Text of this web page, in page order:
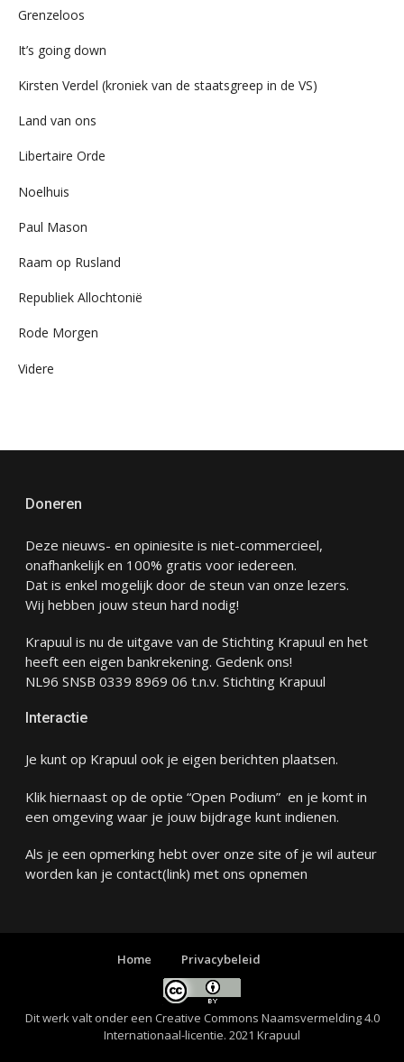
Grenzeloos
It’s going down
Kirsten Verdel (kroniek van de staatsgreep in de VS)
Land van ons
Libertaire Orde
Noelhuis
Paul Mason
Raam op Rusland
Republiek Allochtonië
Rode Morgen
Videre
Doneren
Deze nieuws- en opiniesite is niet-commercieel,
onafhankelijk en 100% gratis voor iedereen.
Dat is enkel mogelijk door de steun van onze lezers.
Wij hebben jouw steun hard nodig!
Krapuul is nu de uitgave van de Stichting Krapuul en het
heeft een eigen bankrekening. Gedenk ons!
NL96 SNSB 0339 8969 06 t.n.v. Stichting Krapuul
Interactie
Je kunt op Krapuul ook je eigen berichten plaatsen.
Klik hiernaast op de optie “Open Podium” en je komt in
een omgeving waar je jouw bijdrage kunt indienen.
Als je een opmerking hebt over onze site of je wil auteur
worden kan je contact(link) met ons opnemen
Home Privacybeleid
Dit werk valt onder een Creative Commons Naamsvermelding 4.0
Internationaal-licentie. 2021 Krapuul